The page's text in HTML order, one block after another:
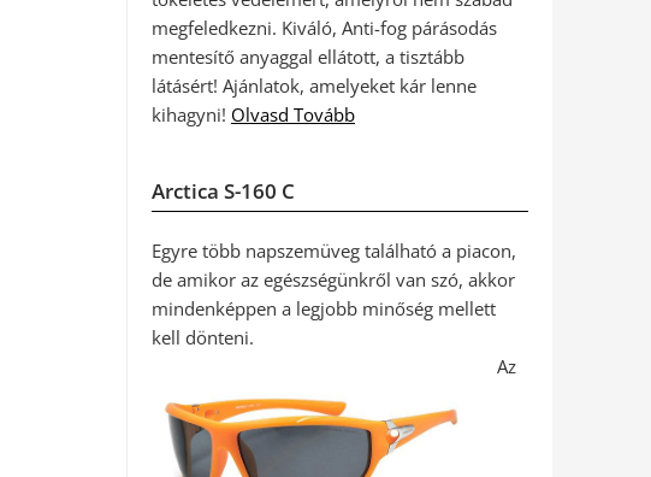
megfeledkezni. Kiváló, Anti-fog párásodás
mentesítő anyaggal ellátott, a tisztább
látásért! Ajánlatok, amelyeket kár lenne
kihagyni! Olvasd Tovább
Arctica S-160 C
Egyre több napszemüveg található a piacon,
de amikor az egészségünkről van szó, akkor
mindenképpen a legjobb minőség mellett
kell dönteni.
Az